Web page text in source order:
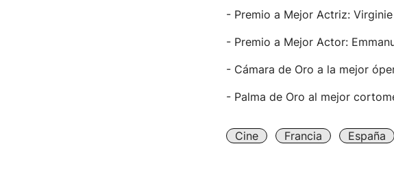
- Premio a Mejor Actriz:
- Premio a Mejor Actor:
- Cámara de Oro a la mejor
- Palma de Oro al mejor
Cine Francia España